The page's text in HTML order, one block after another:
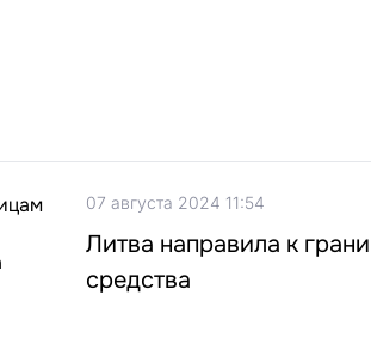
07 августа 2024 11:54
Литва направила к
средства